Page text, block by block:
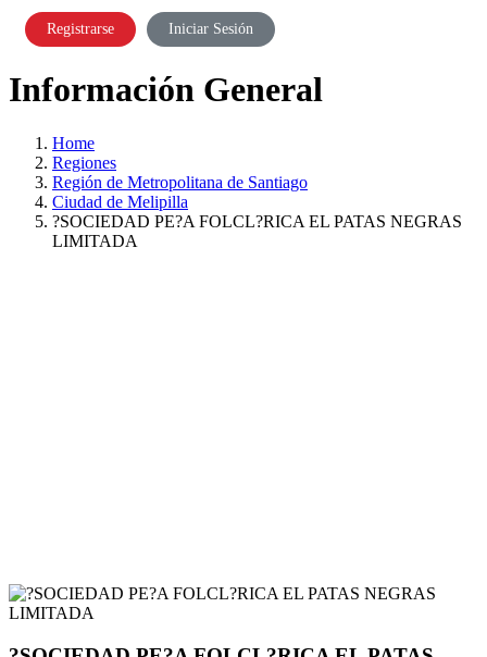
Registrarse Iniciar Sesión
Información General
Home
Regiones
Región de Metropolitana de Santiago
Ciudad de Melipilla
?SOCIEDAD PE?A FOLCL?RICA EL PATAS NEGRAS
LIMITADA